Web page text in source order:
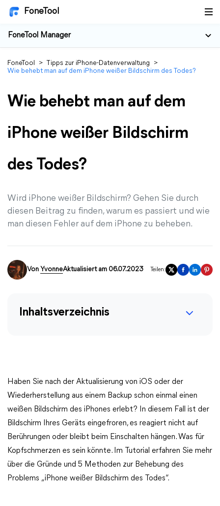
FoneTool
FoneTool Manager
FoneTool > Tipps zur iPhone-Datenverwaltung
>
Wie behebt man auf dem iPhone weißer Bildschirm des Todes?
Wie behebt man auf dem
iPhone weißer Bildschirm
des Todes?
Wird iPhone weißer Bildschirm? Gehen Sie durch
diesen Beitrag zu finden, warum es passiert und wie
man diesen Fehler auf dem iPhone zu beheben.
Von YvonneAktualisiert am 06.07.2023 Teilen:
Inhaltsverzeichnis
Haben Sie nach der Aktualisierung von iOS oder der
Wiederherstellung aus einem Backup schon einmal einen
weißen Bildschirm des iPhones erlebt? In diesem Fall ist der
Bildschirm Ihres Geräts eingefroren, es reagiert nicht auf
Berührungen oder bleibt beim Einschalten hängen. Was für
Kopfschmerzen es sein könnte. Im Tutorial erfahren Sie mehr
über die Gründe und 5 Methoden zur Behebung des
Problems „iPhone weißer Bildschirm des Todes“.